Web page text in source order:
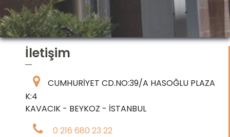
İletişim
CUMHURİYET CD.NO:39/A HASOĞLU PLAZA
K:4
KAVACIK - BEYKOZ - İSTANBUL
0 216 680 23 22